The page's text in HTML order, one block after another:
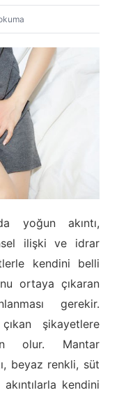
yoğun akıntı,
ilişki ve idrar
kendini belli
ortaya çıkaran
gerekir.
şikayetlere
olur. Mantar
beyaz renkli, süt
kendini